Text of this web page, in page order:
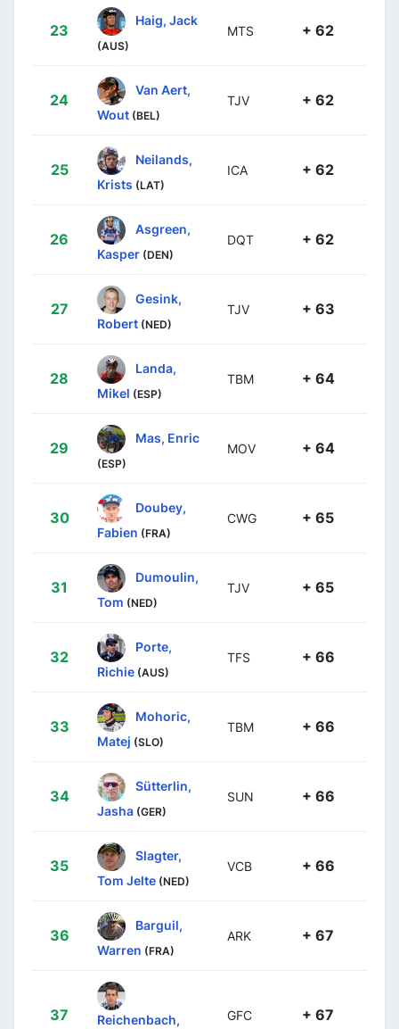
23
Haig, Jack
(AUS)
MTS + 62
24
Van Aert,
Wout (BEL)
TJV + 62
25
Neilands,
Krists (LAT)
ICA + 62
26
Asgreen,
Kasper (DEN)
DQT + 62
27
Gesink,
Robert (NED)
TJV + 63
28
Landa,
Mikel (ESP)
TBM + 64
29
Mas, Enric
(ESP)
MOV + 64
30
Doubey,
Fabien (FRA)
CWG + 65
31
Dumoulin,
Tom (NED)
TJV + 65
32
Porte,
Richie (AUS)
TFS + 66
33
Mohoric,
Matej (SLO)
TBM + 66
34
Sütterlin,
Jasha (GER)
SUN + 66
35
Slagter,
Tom Jelte (NED)
VCB + 66
36
Barguil,
Warren (FRA)
ARK + 67
37
Reichenbach,
GFC + 67